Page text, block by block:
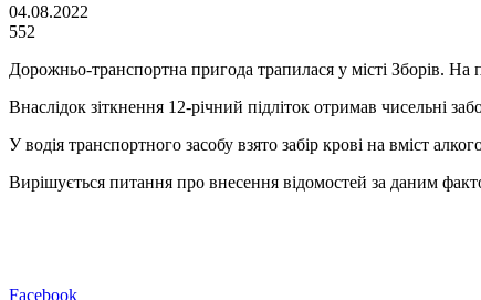
04.08.2022
552
Дорожньо-транспортна пригода трапилася у місті Зборів.
Внаслідок зіткнення 12-річний підліток отримав чисельні
У водія транспортного засобу взято забір крові на вміст
Вирішується питання про внесення відомостей за даним
Facebook